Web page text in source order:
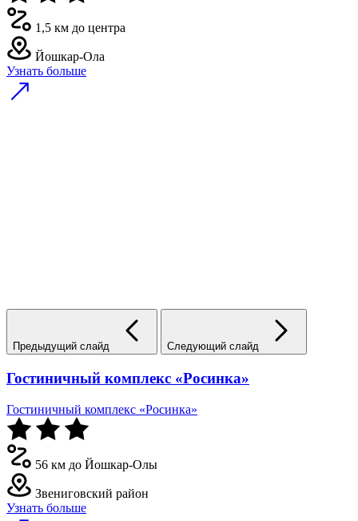
1,5 км до центра
Йошкар-Ола
Узнать больше
Предыдущий слайд Следующий слайд
Гостиничный комплекс «Росинка»
Гостиничный комплекс «Росинка»
56 км до Йошкар-Олы
Звениговский район
Узнать больше